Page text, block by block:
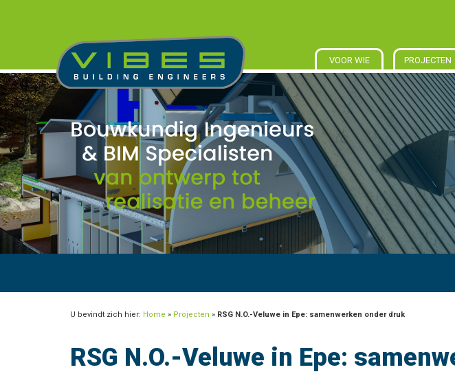
VOOR WIE PROJECTEN
U bevindt zich hier: Home » Projecten » RSG N.O.-Veluwe in Epe: samenwerken onder druk
RSG N.O.-Veluwe in Epe: